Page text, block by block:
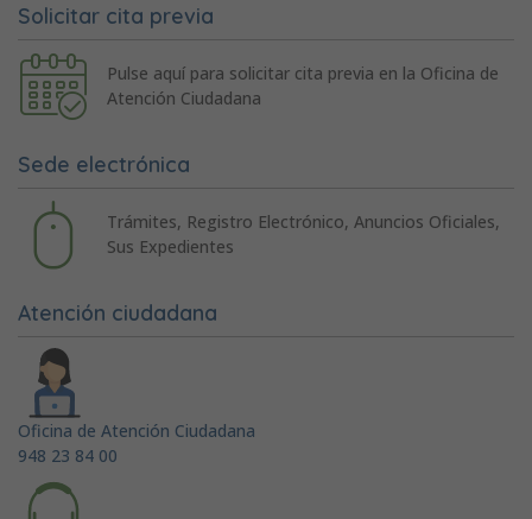
Solicitar cita previa
Pulse aquí para solicitar cita previa en la Oficina de
Atención Ciudadana
Sede electrónica
Trámites, Registro Electrónico, Anuncios Oficiales,
Sus Expedientes
Atención ciudadana
Oficina de Atención Ciudadana
948 23 84 00